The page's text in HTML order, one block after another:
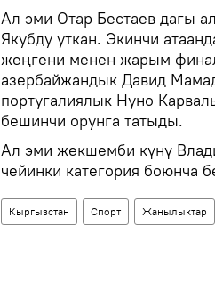
Ал эми Отар Бестаев дагы
Якубду уткан. Экинчи
жеңгени менен жарым
азербайжандык Давид
португалиялык Нуно
бешинчи орунга татыды.
Ал эми жекшемби күнү
чейинки категория боюнча
Кыргызстан Спорт Жаңылыктар